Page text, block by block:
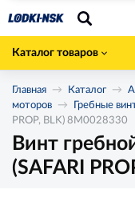
Каталог товаров
Главная Каталог
моторов
Гребные
PROP, BLK) 8M0028330
Винт
(SAFARI